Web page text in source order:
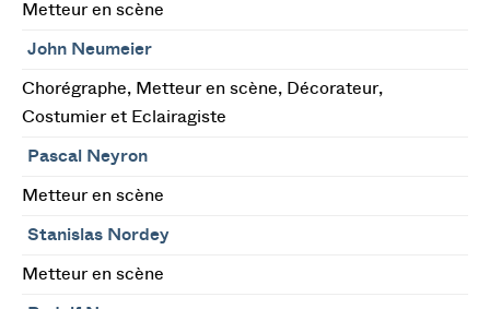
Metteur en scène
John Neumeier
Chorégraphe, Metteur en scène, Décorateur,
Costumier et Eclairagiste
Pascal Neyron
Metteur en scène
Stanislas Nordey
Metteur en scène